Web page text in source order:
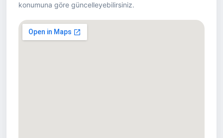
konumuna göre güncelleyebilirsiniz.